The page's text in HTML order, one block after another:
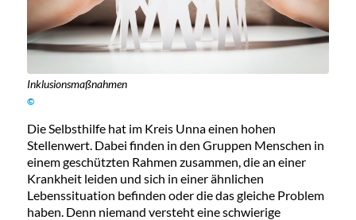
Inklusionsmaßnahmen
©
Die Selbsthilfe hat im Kreis Unna einen hohen
Stellenwert. Dabei finden in den Gruppen Menschen in
einem geschützten Rahmen zusammen, die an einer
Krankheit leiden und sich in einer ähnlichen
Lebenssituation befinden oder die das gleiche Problem
haben. Denn niemand versteht eine schwierige